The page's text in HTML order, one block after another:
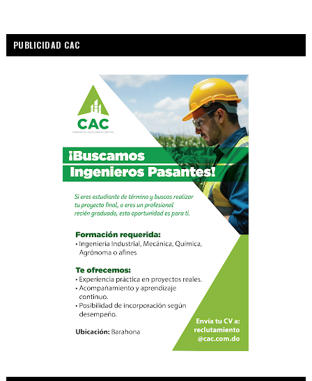
PUBLICIDAD CAC